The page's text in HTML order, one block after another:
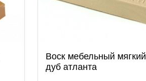
Воск мебельный мягкий
дуб атланта